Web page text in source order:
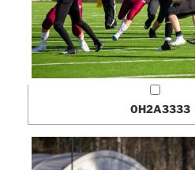
0H2A3333